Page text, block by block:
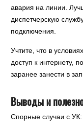
авария на линии.
диспетчерскую
подключения.
Учтите, что в
доступ к интернету,
заранее занести в
Выводы и
Спорные случаи с УК: